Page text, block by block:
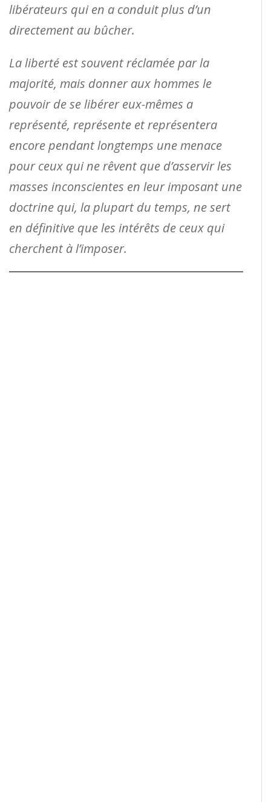
libérateurs qui en a conduit plus d’un
directement au bûcher.
La liberté est souvent réclamée par la
majorité, mais donner aux hommes le
pouvoir de se libérer eux-mêmes a
représenté, représente et représentera
encore pendant longtemps une menace
pour ceux qui ne rêvent que d’asservir les
masses inconscientes en leur imposant une
doctrine qui, la plupart du temps, ne sert
en définitive que les intérêts de ceux qui
cherchent à l’imposer.